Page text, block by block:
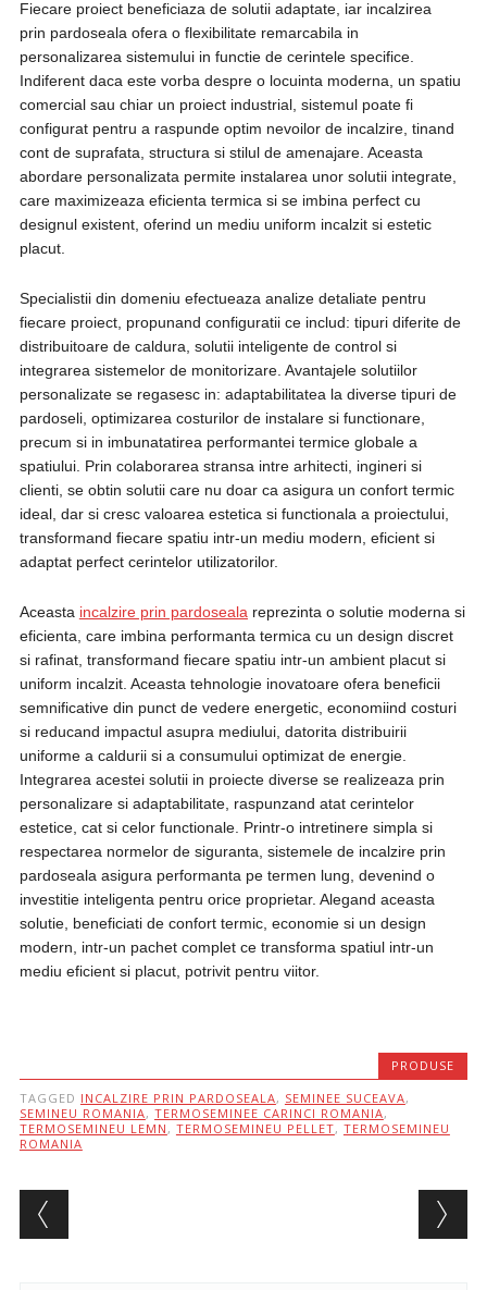
Fiecare proiect beneficiaza de solutii adaptate, iar incalzirea
prin pardoseala ofera o flexibilitate remarcabila in
personalizarea sistemului in functie de cerintele specifice.
Indiferent daca este vorba despre o locuinta moderna, un spatiu
comercial sau chiar un proiect industrial, sistemul poate fi
configurat pentru a raspunde optim nevoilor de incalzire, tinand
cont de suprafata, structura si stilul de amenajare. Aceasta
abordare personalizata permite instalarea unor solutii integrate,
care maximizeaza eficienta termica si se imbina perfect cu
designul existent, oferind un mediu uniform incalzit si estetic
placut.
Specialistii din domeniu efectueaza analize detaliate pentru
fiecare proiect, propunand configuratii ce includ: tipuri diferite de
distribuitoare de caldura, solutii inteligente de control si
integrarea sistemelor de monitorizare. Avantajele solutiilor
personalizate se regasesc in: adaptabilitatea la diverse tipuri de
pardoseli, optimizarea costurilor de instalare si functionare,
precum si in imbunatatirea performantei termice globale a
spatiului. Prin colaborarea stransa intre arhitecti, ingineri si
clienti, se obtin solutii care nu doar ca asigura un confort termic
ideal, dar si cresc valoarea estetica si functionala a proiectului,
transformand fiecare spatiu intr-un mediu modern, eficient si
adaptat perfect cerintelor utilizatorilor.
Aceasta incalzire prin pardoseala reprezinta o solutie moderna si
eficienta, care imbina performanta termica cu un design discret
si rafinat, transformand fiecare spatiu intr-un ambient placut si
uniform incalzit. Aceasta tehnologie inovatoare ofera beneficii
semnificative din punct de vedere energetic, economiind costuri
si reducand impactul asupra mediului, datorita distribuirii
uniforme a caldurii si a consumului optimizat de energie.
Integrarea acestei solutii in proiecte diverse se realizeaza prin
personalizare si adaptabilitate, raspunzand atat cerintelor
estetice, cat si celor functionale. Printr-o intretinere simpla si
respectarea normelor de siguranta, sistemele de incalzire prin
pardoseala asigura performanta pe termen lung, devenind o
investitie inteligenta pentru orice proprietar. Alegand aceasta
solutie, beneficiati de confort termic, economie si un design
modern, intr-un pachet complet ce transforma spatiul intr-un
mediu eficient si placut, potrivit pentru viitor.
PRODUSE
TAGGED INCALZIRE PRIN PARDOSEALA, SEMINEE SUCEAVA,
SEMINEU ROMANIA, TERMOSEMINEE CARINCI ROMANIA,
TERMOSEMINEU LEMN , TERMOSEMINEU PELLET, TERMOSEMINEU
ROMANIA
Post navigation